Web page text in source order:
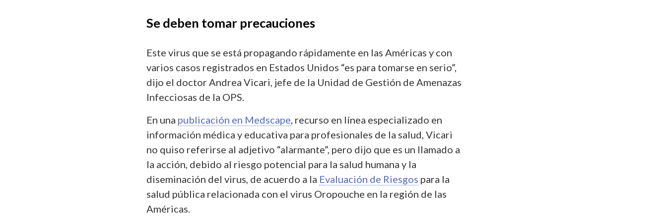
Se deben tomar precauciones
Este virus que se está propagando rápidamente en las Américas y con
varios casos registrados en Estados Unidos “es para tomarse en serio”,
dijo el doctor Andrea Vicari, jefe de la Unidad de Gestión de Amenazas
Infecciosas de la OPS.
En una publicación en Medscape , recurso en línea especializado en
información médica y educativa para profesionales de la salud, Vicari
no quiso referirse al adjetivo “alarmante”, pero dijo que es un llamado a
la acción, debido al riesgo potencial para la salud humana y la
diseminación del virus, de acuerdo a la Evaluación de Riesgos para la
salud pública relacionada con el virus Oropouche en la región de las
Américas.